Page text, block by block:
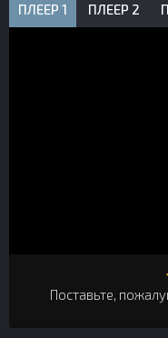
ПЛЕЕР 1 ПЛЕЕР 2
Поставьте,